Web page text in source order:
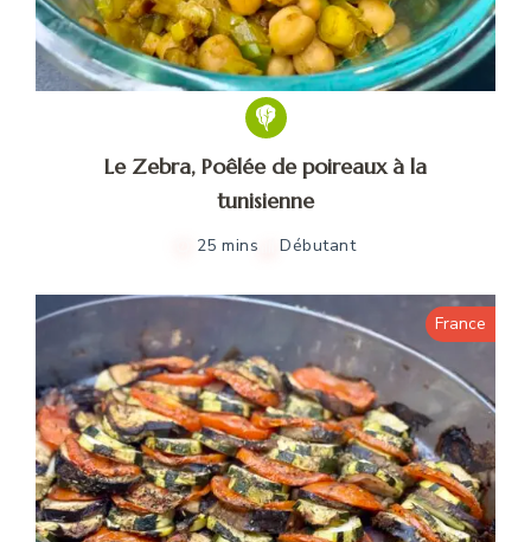
Le Zebra, Poêlée de poireaux à la
tunisienne
25 mins Débutant
France